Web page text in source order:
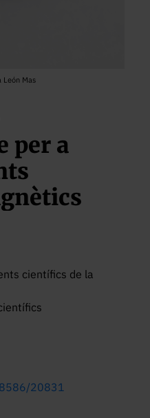
León Mas
per a
científics de la
20831